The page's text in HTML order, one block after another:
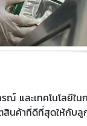
ณ์ และเทคโนโลยีใ
ตสินค้าที่ดีที่สุดให้กับลู